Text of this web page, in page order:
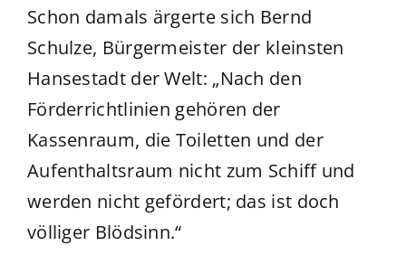
Schon damals ärgerte sich Bernd
Schulze, Bürgermeister der kleinsten
Hansestadt der Welt: „Nach den
Förderrichtlinien gehören der
Kassenraum, die Toiletten und der
Aufenthaltsraum nicht zum Schiff und
werden nicht gefördert; das ist doch
völliger Blödsinn.“